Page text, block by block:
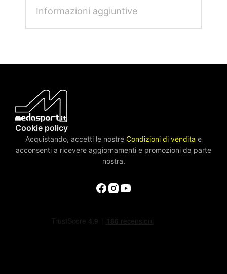
Informazioni aggiuntive
Cookie policy
Acquistando, accetti le nostre Condizioni di vendita e
acconsenti a ricevere aggiornamenti e promozioni da parte
nostra.